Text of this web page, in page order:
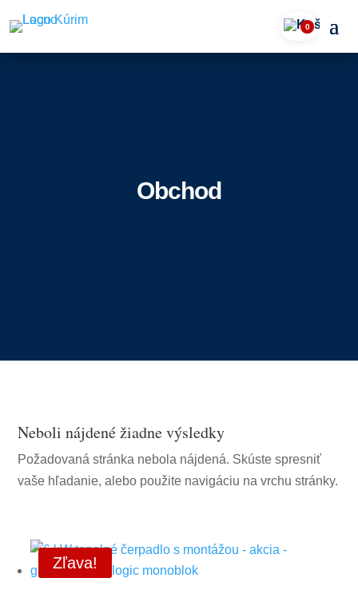
0
Obchod
Neboli nájdené žiadne výsledky
Požadovaná stránka nebola nájdená. Skúste spresniť
vaše hľadanie, alebo použite navigáciu na vrchu stránky.
Zľava!